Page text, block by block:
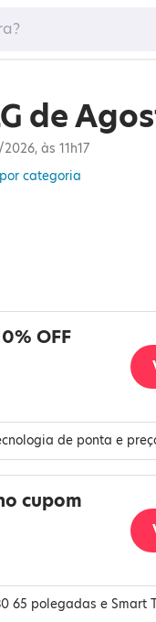
de
às 11h17
categoria
OFF
de ponta e
cupom
65 polegadas e Smart